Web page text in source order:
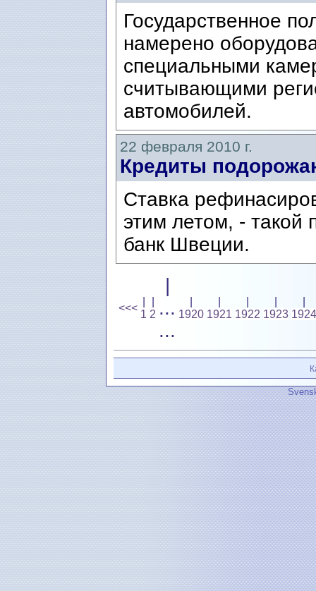
Государственное
намерено
специальными
считывающими
автомобилей.
22 февраля 2010 г.
Кредиты
Ставка
этим летом, - такой
банк Швеции.
<<<
1 2
|
...
...
1920 1921 1922 1923 1924